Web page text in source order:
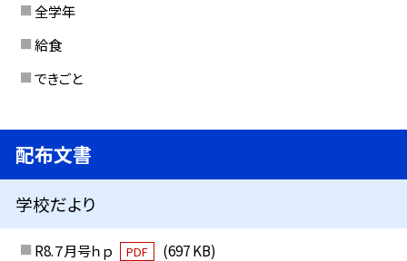
全学年
給食
できごと
配布文書
学校だより
R8.７月号ｈｐ PDF (697 KB)